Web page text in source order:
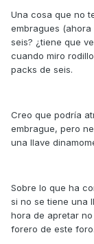
Una cosa que no
embragues
seis? ¿tiene que
cuando miro
packs de seis.
Creo que podría
embrague, pero
una llave
Sobre lo que ha
si no se tiene una
hora de apretar
forero de este foro.